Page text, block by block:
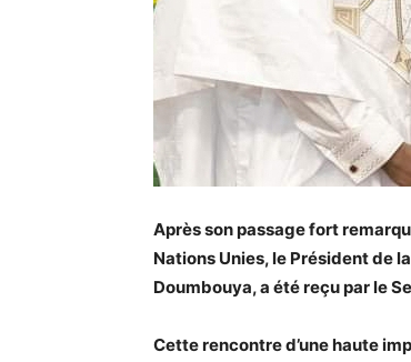
Après son passage fort
Nations Unies, le Président de
Doumbouya, a été reçu par le
Cette rencontre d’une haute